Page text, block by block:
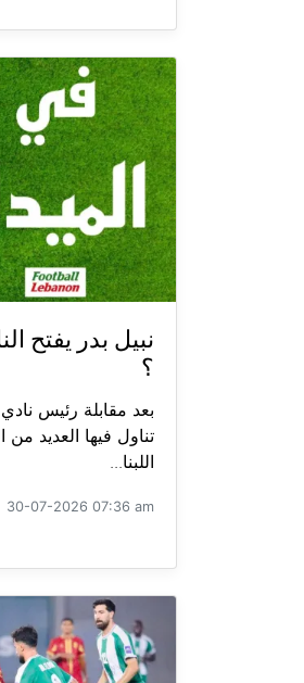
نبيل بدر يفتح
؟
بعد مقابلة رئيس نادي
تناول فيها العديد من
اللبنا...
30-07-2026 07:36 am